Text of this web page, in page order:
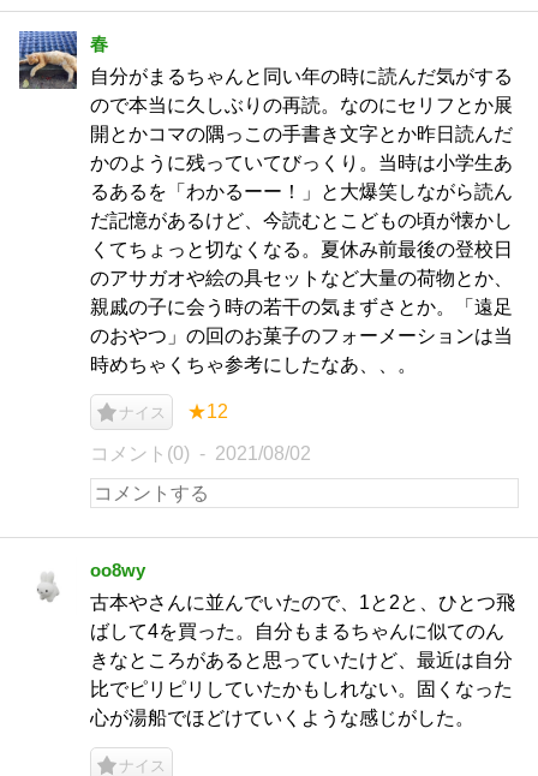
春
自分がまるちゃんと同い年の時に読んだ気がする
ので本当に久しぶりの再読。なのにセリフとか展
開とかコマの隅っこの手書き文字とか昨日読んだ
かのように残っていてびっくり。当時は小学生あ
るあるを「わかるーー！」と大爆笑しながら読ん
だ記憶があるけど、今読むとこどもの頃が懐かし
くてちょっと切なくなる。夏休み前最後の登校日
のアサガオや絵の具セットなど大量の荷物とか、
親戚の子に会う時の若干の気まずさとか。「遠足
のおやつ」の回のお菓子のフォーメーションは当
時めちゃくちゃ参考にしたなあ、、。
ナイス ★12
コメント(0) 2021/08/02
oo8wy
古本やさんに並んでいたので、1と2と、ひとつ飛
ばして4を買った。自分もまるちゃんに似てのん
きなところがあると思っていたけど、最近は自分
比でピリピリしていたかもしれない。固くなった
心が湯船でほどけていくような感じがした。
ナイス